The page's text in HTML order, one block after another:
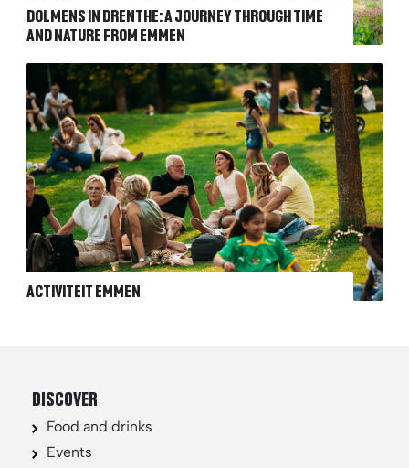
DOLMENS IN DRENTHE: A JOURNEY THROUGH TIME
AND NATURE FROM EMMEN
ACTIVITEIT EMMEN
DISCOVER
Food and drinks
Events